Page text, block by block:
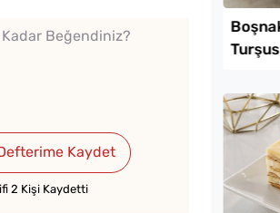
Beğendiniz?
Kaydet
2 Kişi Kaydetti